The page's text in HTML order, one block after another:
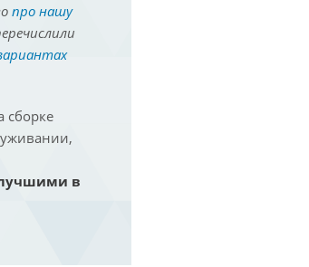
про нашу
сборке
в